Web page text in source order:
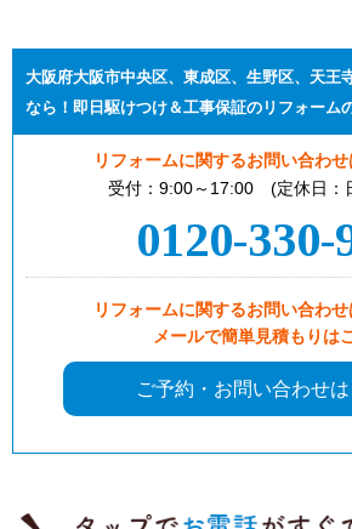
大阪府大阪市中央区、東成区、生野区、天王
なら！即日駆けつけ＆工事保証のリフォーム
リフォームに関するお問い合わせ
受付：9:00～17:00 (定休日：
0120-330-
リフォームに関するお問い合わせ
メールで簡単見積もりは
ご予約・お問い合わせ